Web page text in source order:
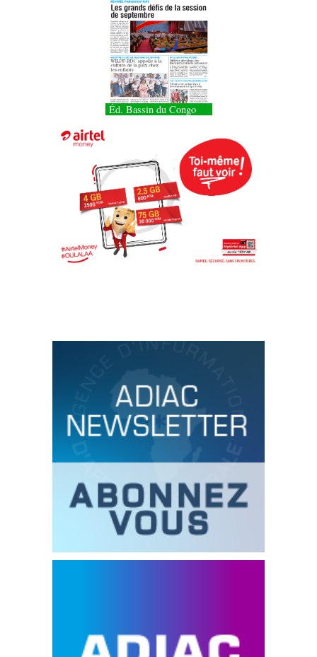
Éd. Bassin du Congo